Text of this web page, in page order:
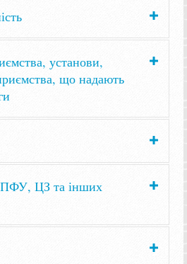
установи,
що надають
ЦЗ та інших